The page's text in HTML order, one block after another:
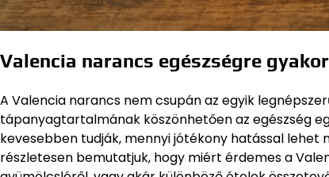
Valencia narancs egészségre
A Valencia narancs nem csupán az egyik
tápanyagtartalmának köszönhetően az egészség
kevesebben tudják, mennyi jótékony hatással lehet
részletesen bemutatjuk, hogy miért érdemes a